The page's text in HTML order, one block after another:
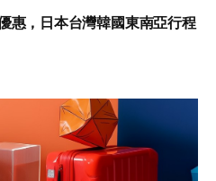
惠，日本台灣韓國東南亞行程